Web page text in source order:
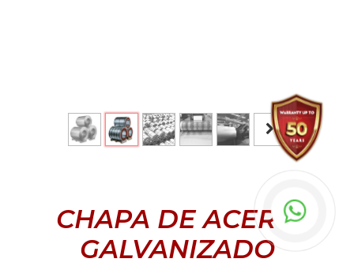
CHAPA DE ACERO
GALVANIZADO